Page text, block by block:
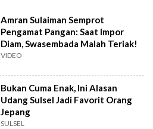
Amran Sulaiman Semprot
Pengamat Pangan: Saat Impor
Diam, Swasembada Malah Teriak!
VIDEO
Bukan Cuma Enak, Ini Alasan
Udang Sulsel Jadi Favorit Orang
Jepang
SULSEL